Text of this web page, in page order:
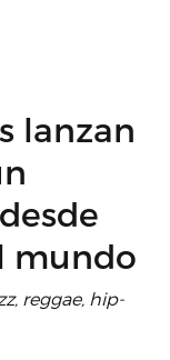
lanzan
mundo
reggae, hip-